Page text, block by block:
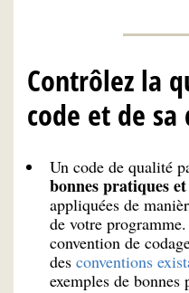
Contrôlez la
code et de
Un code de qualité
bonnes pratiques
appliquées de
de votre
convention de
des conventions
exemples de bonnes